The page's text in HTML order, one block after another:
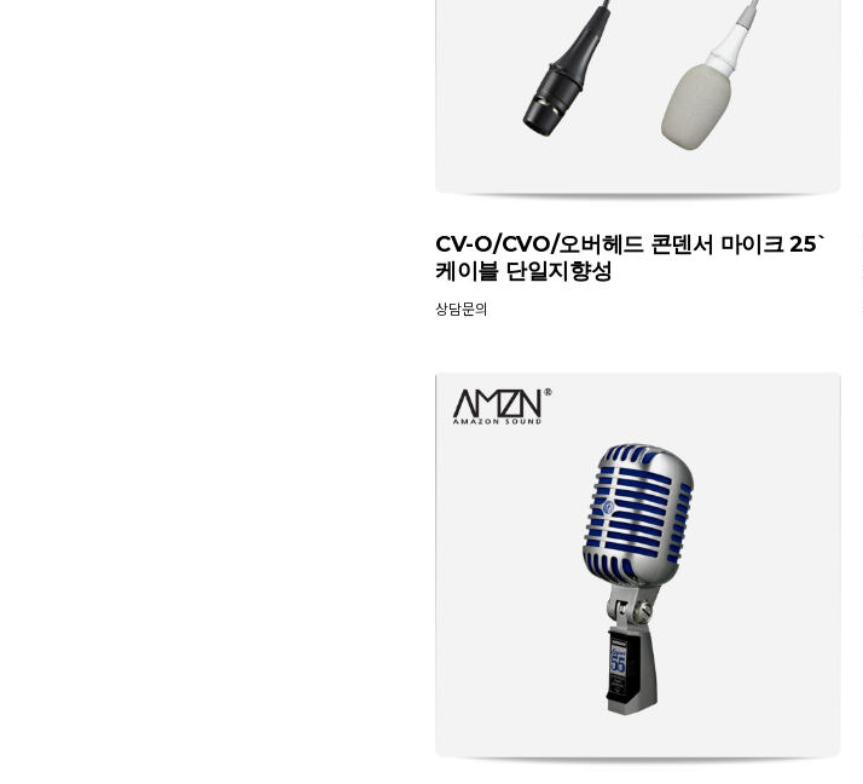
CV-O/CVO/오버헤드 콘덴서 마이크 25`
케이블 단일지향성
상담문의